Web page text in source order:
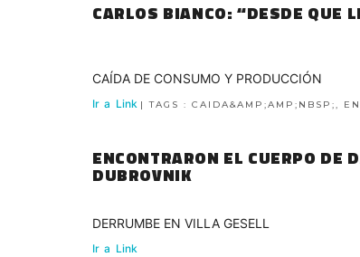
CARLOS BIANCO: “DESDE QUE
CAÍDA DE CONSUMO Y PRODUCCIÓN
Ir a Link | TAGS : CAIDA&AMP;AMP;NBSP;,
ENCONTRARON EL CUERPO DE
DUBROVNIK
DERRUMBE EN VILLA GESELL
Ir a Link